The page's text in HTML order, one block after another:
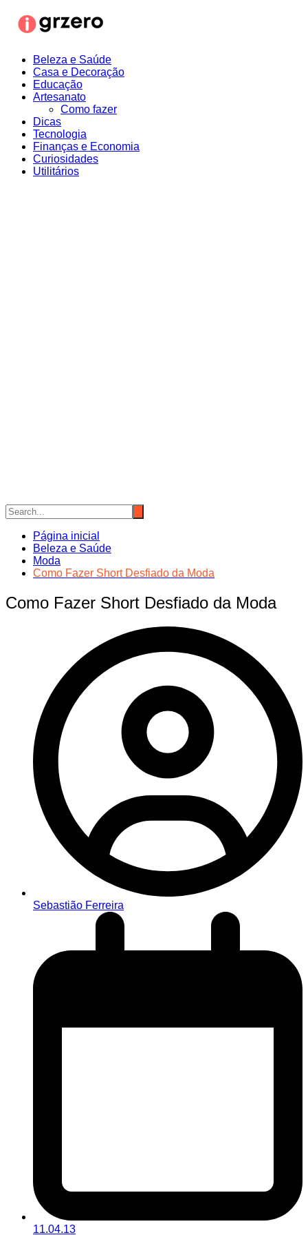
para
Beleza e Saúde
Casa e Decoração
Educação
Artesanato
Como fazer
Dicas
Tecnologia
Finanças e Economia
Curiosidades
Utilitários
Página inicial
Beleza e Saúde
Moda
Como Fazer Short Desfiado da Moda
Como Fazer Short Desfiado da Moda
Sebastião Ferreira
11.04.13